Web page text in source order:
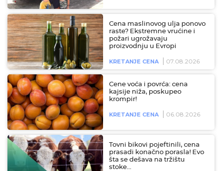
Cena maslinovog ulja ponovo
raste? Ekstremne vrućine i
požari ugrožavaju
proizvodnju u Evropi
KRETANJE CENA 07.08.2026
Cene voća i povrća: cena
kajsije niža, poskupeo
krompir!
KRETANJE CENA 06.08.2026
Tovni bikovi pojeftinili, cena
prasadi konačno porasla! Evo
šta se dešava na tržištu
stoke…